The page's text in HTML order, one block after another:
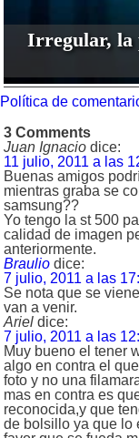
Irregular, la
Política de
3 Comments
Juan Ignacio dice:
11 julio, 2011 a las
Buenas amigos
mientras graba se
samsung??
Yo tengo la st 500
calidad de imagen
anteriormente.
Braulio dice:
7 julio, 2011 a las
Se nota que se
van a venir.
Ariel dice:
7 julio, 2011 a las
Muy bueno el tener
algo en contra el
foto y no una
mas en contra es
reconocida,y que
de bolsillo ya que lo